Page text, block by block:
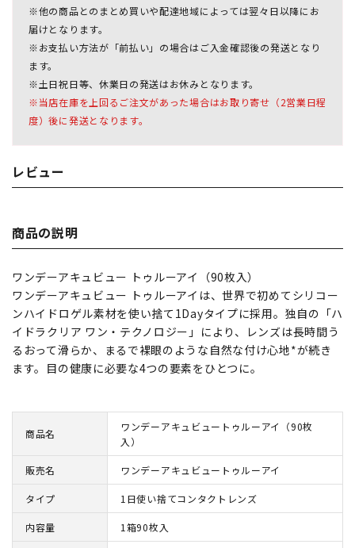
※他の商品とのまとめ買いや配達地域によっては翌々日以降にお
届けとなります。
※お支払い方法が「前払い」の場合はご入金確認後の発送となり
ます。
※土日祝日等、休業日の発送はお休みとなります。
※当店在庫を上回るご注文があった場合はお取り寄せ（2営業日程
度）後に発送となります。
レビュー
商品の説明
ワンデーアキュビュー トゥルーアイ（90枚入）
ワンデーアキュビュー トゥルーアイは、世界で初めてシリコー
ンハイドロゲル素材を使い捨て1Dayタイプに採用。独自の「ハ
イドラクリア ワン・テクノロジー」により、レンズは長時間う
るおって滑らか、まるで裸眼のような自然な付け心地*が続き
ます。目の健康に必要な4つの要素をひとつに。
商品名
ワンデーアキュビュートゥルーアイ（90枚
入）
販売名 ワンデーアキュビュートゥルーアイ
タイプ 1日使い捨てコンタクトレンズ
内容量 1箱90枚入